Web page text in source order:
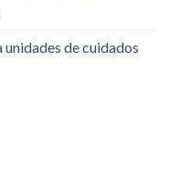
unidades de cuidados